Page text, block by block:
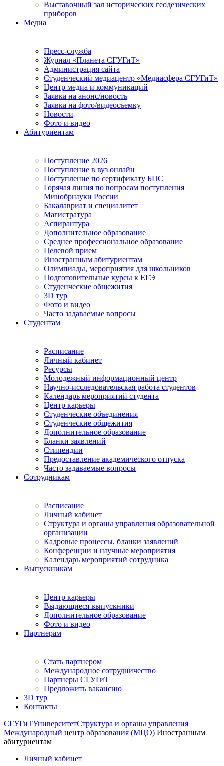
Выставочный зал исторических геодезических
приборов
Медиа
Пресс-служба
Журнал «Планета СГУГиТ»
Администрация сайта
Студенческий медиацентр «Медиасфера СГУГиТ»
Центр медиа и коммуникаций
Заявка на анонс/новость
Заявка на фото/видеосъемку
Новости
Фото и видео
Абитуриентам
Поступление 2026
Поступление в вуз онлайн
Поступление по сертификату БПС
Горячая линия по вопросам поступления
Минобрнауки России
Бакалавриат и специалитет
Магистратура
Аспирантура
Дополнительное образование
Среднее профессиональное образование
Целевой прием
Иностранным абитуриентам
Олимпиады, мероприятия для школьников
Подготовительные курсы к ЕГЭ
Студенческие общежития
3D тур
Фото и видео
Часто задаваемые вопросы
Студентам
Расписание
Личный кабинет
Ресурсы
Молодежный информационный центр
Научно-исследовательская работа студентов
Календарь мероприятий студента
Центр карьеры
Студенческие объединения
Студенческие общежития
Дополнительное образование
Бланки заявлений
Стипендии
Предоставление академического отпуска
Часто задаваемые вопросы
Сотрудникам
Расписание
Личный кабинет
Структура и органы управления образовательной
организации
Кадровые процессы, бланки заявлений
Конференции и научные мероприятия
Календарь мероприятий сотрудника
Выпускникам
Центр карьеры
Выдающиеся выпускники
Дополнительное образование
Фото и видео
Партнерам
Стать партнером
Международное сотрудничество
Партнеры СГУГиТ
Предложить вакансию
3D тур
Контакты
СГУГиТУниверситетСтруктура и органы управления
Международный центр образования (МЦО) Иностранным
абитуриентам
Личный кабинет